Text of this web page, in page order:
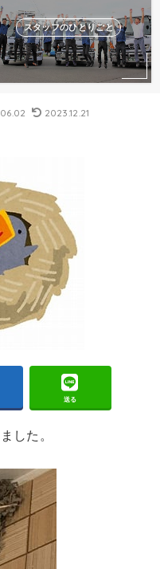
スタッフのひとりごと
2023.12.21
送る
した。